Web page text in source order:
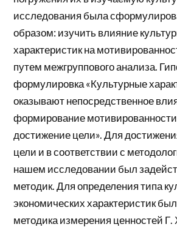
исследования была
образом: изучить влияние
характеристик на
путем межгруппового анализа.
формулировка «Культурные
оказывают непосредственное
формирование
достижение цели». Для
цели и в соответствии с
нашем исследовании был
методик. Для определения типа
экономических характеристик
методика измерения ценностей